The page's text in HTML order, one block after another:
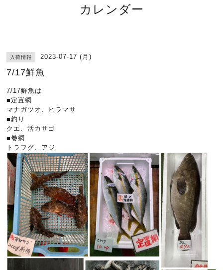
カレンダー
入荷情報 2023-07-17 (月)
7/17鮮魚
7/17鮮魚は
■定置網
マナガツオ、ヒラマサ
■釣り
クエ、活カサゴ
■巻網
トラフグ、アジ